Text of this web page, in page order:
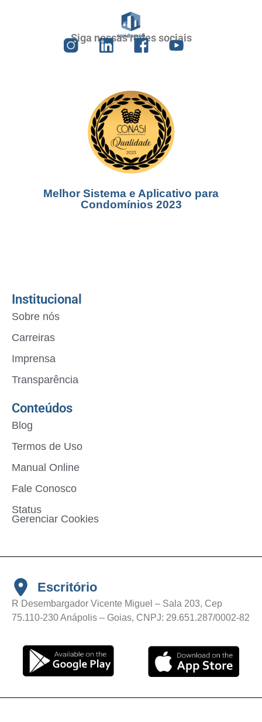
Siga nossas redes sociais
Melhor Sistema e Aplicativo para
Condomínios 2023
Institucional
Sobre nós
Carreiras
Imprensa
Transparência
Conteúdos
Blog
Termos de Uso
Manual Online
Fale Conosco
Status
Gerenciar Cookies
Escritório
R Desembargador Vicente Miguel – Sala 203, Cep
75.110-230 Anápolis – Goias, CNPJ: 29.651.287/0002-82